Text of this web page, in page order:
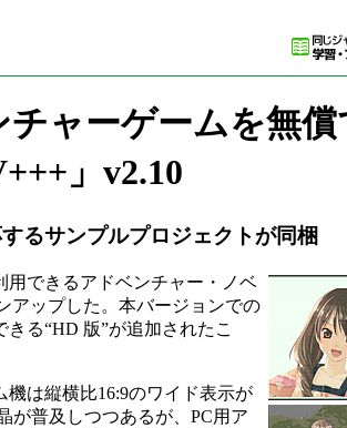
ャーゲームを無償
」v2.10
るサンプルプロジェクトが同梱
できるアドベンチャー・ノベ
アップした。本バージョンでの
る“HD 版”が追加されたこ
は縦横比16:9のワイド表示が
が普及しつつあるが、PC用ア